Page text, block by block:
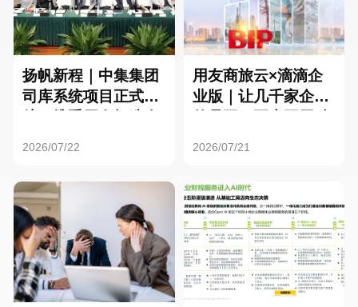
扬帆新程｜中集集团
司库系统项目正式启
2026/07/22
用友商旅云×滴滴企
业版｜让几千家企业
2026/07/21